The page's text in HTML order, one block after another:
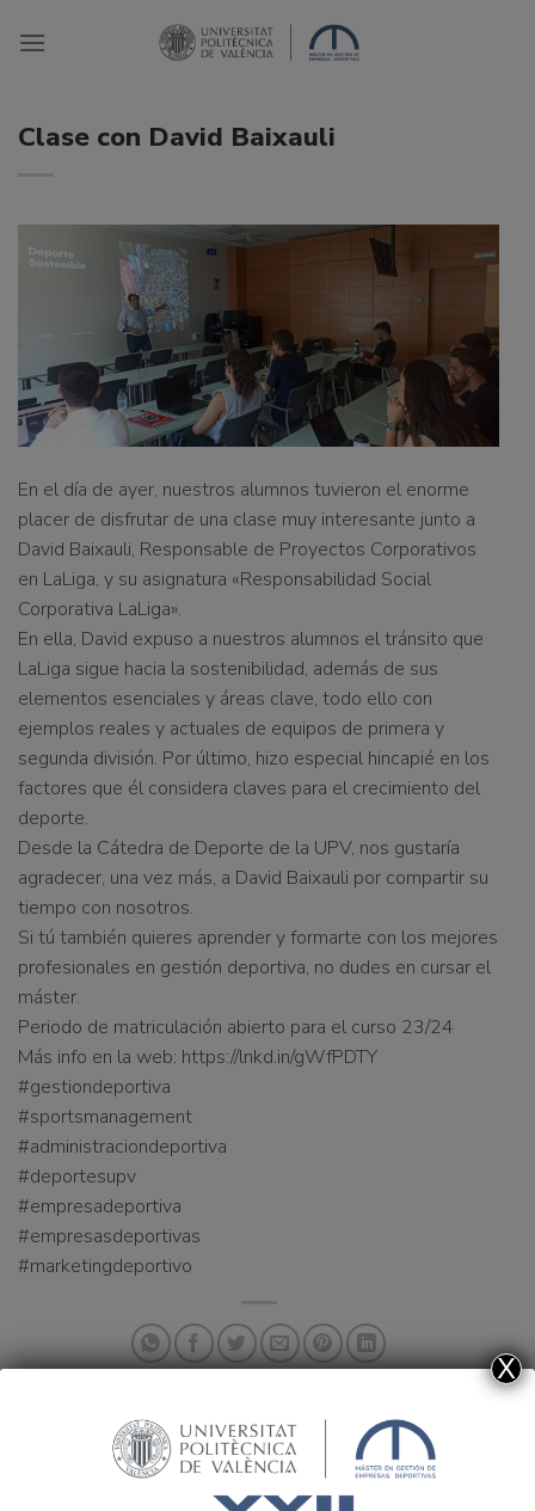
Clase con David Baixauli
En el día de ayer, nuestros alumnos tuvieron el enorme
placer de disfrutar de una clase muy interesante junto a
David Baixauli, Responsable de Proyectos Corporativos
en LaLiga, y su asignatura «Responsabilidad Social
Corporativa LaLiga».
En ella, David expuso a nuestros alumnos el tránsito que
LaLiga sigue hacia la sostenibilidad, además de sus
elementos esenciales y áreas clave, todo ello con
ejemplos reales y actuales de equipos de primera y
segunda división. Por último, hizo especial hincapié en los
factores que él considera claves para el crecimiento del
deporte.
Desde la Cátedra de Deporte de la UPV, nos gustaría
agradecer, una vez más, a David Baixauli por compartir su
tiempo con nosotros.
Si tú también quieres aprender y formarte con los mejores
profesionales en gestión deportiva, no dudes en cursar el
máster.
Periodo de matriculación abierto para el curso 23/24
Más info en la web: https://lnkd.in/gWfPDTY
#gestiondeportiva
#sportsmanagement
#administraciondeportiva
#deportesupv
#empresadeportiva
#empresasdeportivas
#marketingdeportivo
ASISTENCIA AL
CONGRESO
Visita al estadio de Mestalla
X